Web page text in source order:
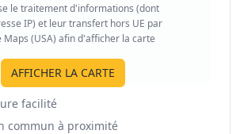
le traitement d'informations (dont
IP) et leur transfert hors UE par
Maps (USA) afin d'afficher la carte
AFFICHER LA CARTE
facilité
commun à proximité